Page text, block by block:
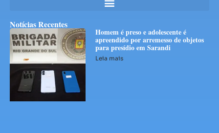
Notícias Recentes
Homem é preso e adolescente é
apreendido por arremesso de objetos
para presídio em Sarandi
Leia mais